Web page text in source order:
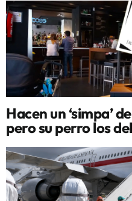
Hacen un ‘simpa’
pero su perro los